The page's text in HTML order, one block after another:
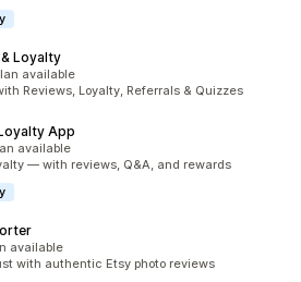
Loyalty
1312
available
Reviews, Loyalty, Referrals & Quizzes
App
483
available
— with reviews, Q&A, and rewards
98
available
with authentic Etsy photo reviews